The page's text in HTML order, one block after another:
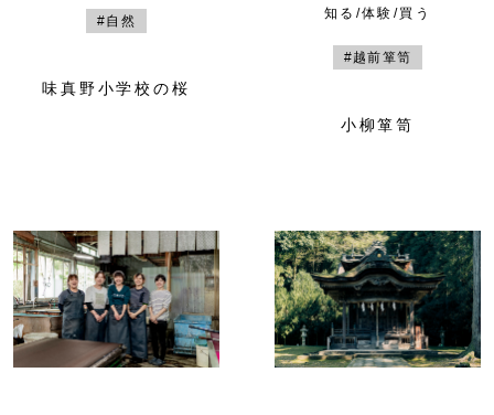
#自然
味真野小学校の桜
知る/体験/買う
#越前箪笥
小柳箪笥